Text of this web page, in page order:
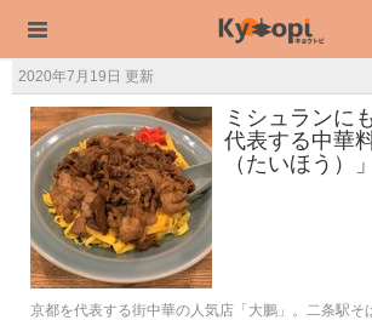
2020年7月19日 更新
ミシュランに
代表する中華
（たいほう）」
京都を代表する街中華の人気店「大鵬」。二条駅そ